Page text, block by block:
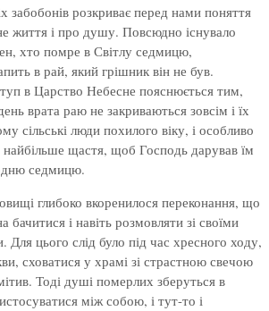
забобонів розкриває перед нами поняття
життя і про душу. Повсюдно існувало
хто помре в Світлу седмицю,
в рай, який грішник він не був.
в Царство Небесне пояснюється тим,
врата раю не закриваються зовсім і їх
сільські люди похилого віку, і особливо
найбільше щастя, щоб Господь дарував їм
седмицю.
глибоко вкоренилося переконання, що
бачитися і навіть розмовляти зі своїми
цього слід було під час хресного ходу,
сховатися у храмі зі страстною свечою
Тоді душі померлих зберуться в
між собою, і тут-то і